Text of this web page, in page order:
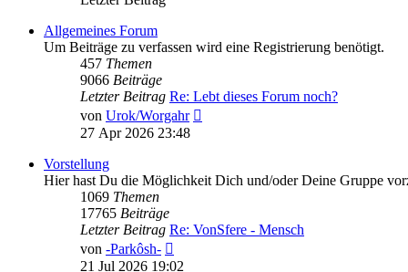
Allgemeines Forum
Um Beiträge zu verfassen wird eine Registrierung benötigt.
457 Themen
9066 Beiträge
Letzter Beitrag Re: Lebt dieses Forum noch?
von Urok/Worgahr
27 Apr 2026 23:48
Vorstellung
Hier hast Du die Möglichkeit Dich und/oder Deine Gruppe
1069 Themen
17765 Beiträge
Letzter Beitrag Re: VonSfere - Mensch
von -Parkôsh-
Beitrag
21 Jul 2026 19:02